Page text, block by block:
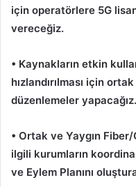
için operatörlere 5G
vereceğiz.
• Kaynakların etkin
hızlandırılması için
düzenlemeler yapacağız.
• Ortak ve Yaygın
ilgili kurumların
ve Eylem Planını